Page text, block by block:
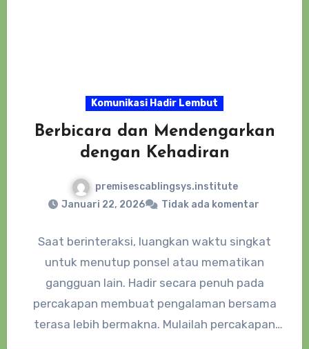
Komunikasi Hadir Lembut
Berbicara dan Mendengarkan
dengan Kehadiran
premisescablingsys.institute
Januari 22, 2026
Tidak ada komentar
Saat berinteraksi, luangkan waktu singkat
untuk menutup ponsel atau mematikan
gangguan lain. Hadir secara penuh pada
percakapan membuat pengalaman bersama
terasa lebih bermakna. Mulailah percakapan